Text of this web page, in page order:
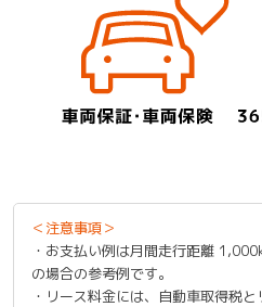
＜注意事項＞
・お支払い例は月間走行距離
の場合の参考例です。
・リース料金には、自動車取得税